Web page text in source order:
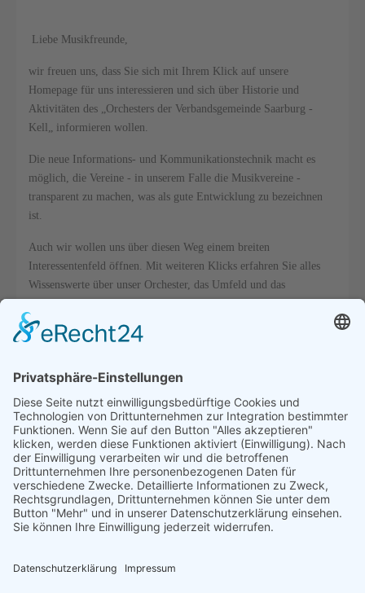
Liebe Musikfreunde,
wir freuen uns, dass Sie sich mit Ihrem Klick auf unsere
Homepage für uns interessieren und sich über Historie und
Aktivitäten des „Orchesters der Verbandsgemeinde Saarburg -
Kell„ informieren wollen.
Die neue Informations- und Kommunikationstechnik macht es
möglich, die Vereine - in unserem Falle die Musikvereine -
transparent zu machen, was als gute Entwicklung zu bezeichnen
ist.
Auch wir wollen uns über diesen Weg einem breiten
Interessentenfeld öffnen. Mit weiteren Klicks erfahren Sie alles
Wissenswerte über unser Orchester, das Umfeld und das
und zukünftige Aktivitäten.
aufbereiteten Informationen oder fragen Sie unter den
Mit musikalischen Grüßen,
Erwin Berens
1. Vorsitzender des Orchesters